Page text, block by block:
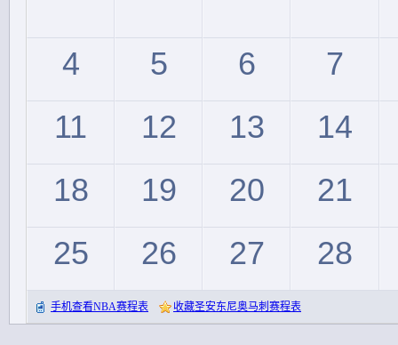
4 5 6
7
11
12 13
14
18
19 20
21
25
26 27 28
手机查看NBA赛程表 收藏圣安东尼奥马刺赛程表